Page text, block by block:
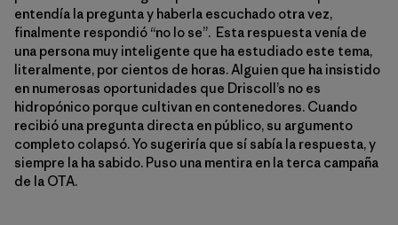
entendía la pregunta y haberla escuchado otra vez,
finalmente respondió “no lo se”. Esta respuesta venía de
una persona muy inteligente que ha estudiado este tema,
literalmente, por cientos de horas. Alguien que ha insistido
en numerosas oportunidades que Driscoll’s no es
hidropónico porque cultivan en contenedores. Cuando
recibió una pregunta directa en público, su argumento
completo colapsó. Yo sugeriría que sí sabía la respuesta, y
siempre la ha sabido. Puso una mentira en la terca campaña
de la OTA.